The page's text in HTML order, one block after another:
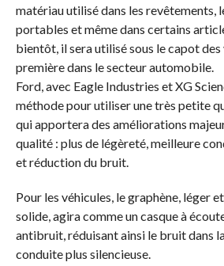
matériau utilisé dans les revêtements,
portables et même dans certains
bientôt, il sera utilisé sous le capot des
première dans le secteur automobile.
Ford, avec Eagle Industries et XG
méthode pour utiliser une très petite
qui apportera des améliorations
qualité : plus de légèreté, meilleure
et réduction du bruit.
Pour les véhicules, le graphène, léger
solide, agira comme un casque à
antibruit, réduisant ainsi le bruit dans
conduite plus silencieuse.